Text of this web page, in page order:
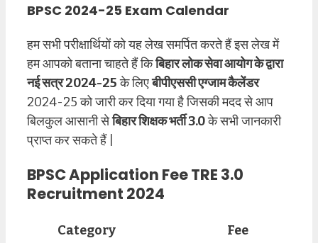
BPSC 2024-25 Exam Calendar
हम सभी परीक्षार्थियों को यह लेख समर्पित करते हैं इस लेख में
हम आपको बताना चाहते हैं किबिहार लोक सेवा आयोग के द्वारा
नई सत्र 2024-25के लिएबीपीएससी एग्जाम कैलेंडर
2024-25 को जारी कर दिया गया है जिसकी मदद से आप
बिलकुल आसानी सेबिहार शिक्षक भर्ती 3.0के सभी जानकारी
प्राप्त कर सकते हैं |
BPSC Application Fee TRE 3.0
Recruitment 2024
Category
Fee